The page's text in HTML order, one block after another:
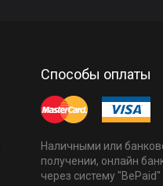
Способы оплаты
Наличными или
получении, онлайн
через систему "BePaid"